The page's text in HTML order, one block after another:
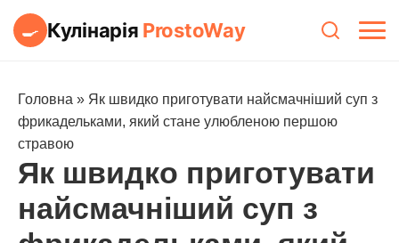
🍳 Кулінарія ProstoWay
Головна » Як швидко приготувати найсмачніший суп з
фрикадельками, який стане улюбленою першою
стравою
Як швидко приготувати
найсмачніший суп з